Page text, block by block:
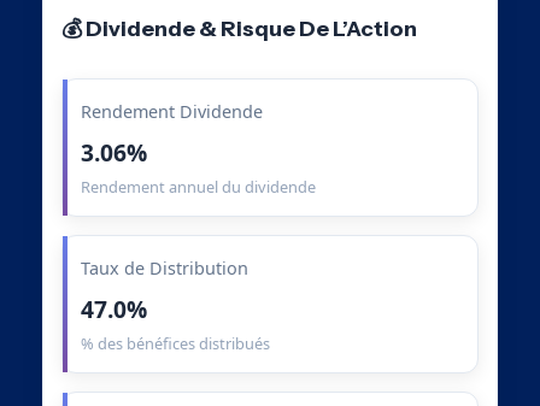
💰 Dividende & Risque De L’Action
Rendement Dividende
3.06%
Rendement annuel du dividende
Taux de Distribution
47.0%
% des bénéfices distribués